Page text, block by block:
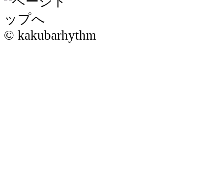
© kakubarhythm